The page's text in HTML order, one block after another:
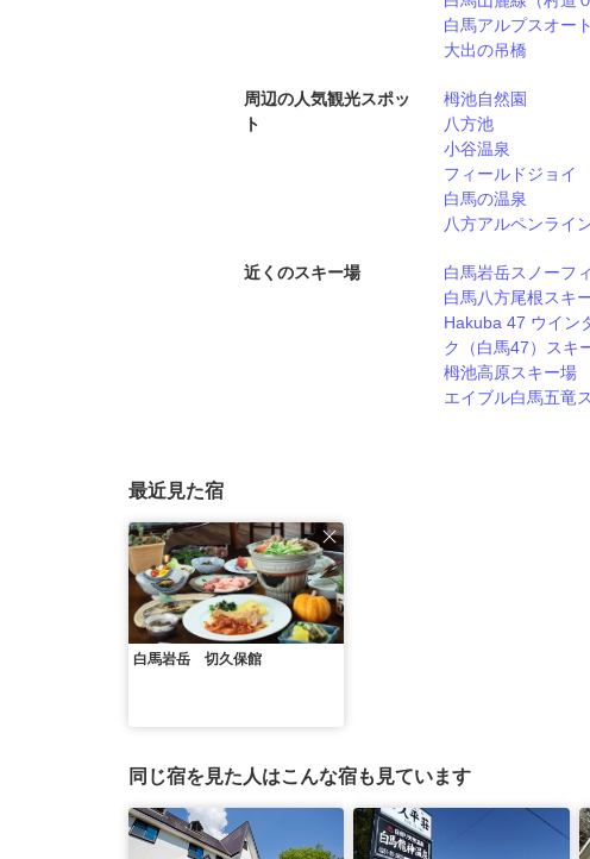
白馬アルプスオー
大出の吊橋
周辺の人気観光スポッ
ト
栂池自然園
八方池
小谷温泉
フィールドジョイ
白馬の温泉
八方アルペンライ
近くのスキー場 白馬岩岳スノーフ
白馬八方尾根スキ
Hakuba 47 ウイン
ク（白馬47）スキ
栂池高原スキー場
エイブル白馬五竜
最近見た宿
白馬岩岳 切久保館
同じ宿を見た人はこんな宿も見ています